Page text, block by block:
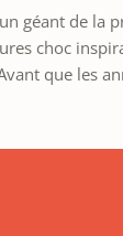
géant de la
choc
que les